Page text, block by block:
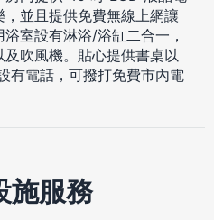
並且提供免費無線上網讓
室設有淋浴/浴缸二合一，
吹風機。貼心提供書桌以
有電話，可撥打免費市內電
施服務